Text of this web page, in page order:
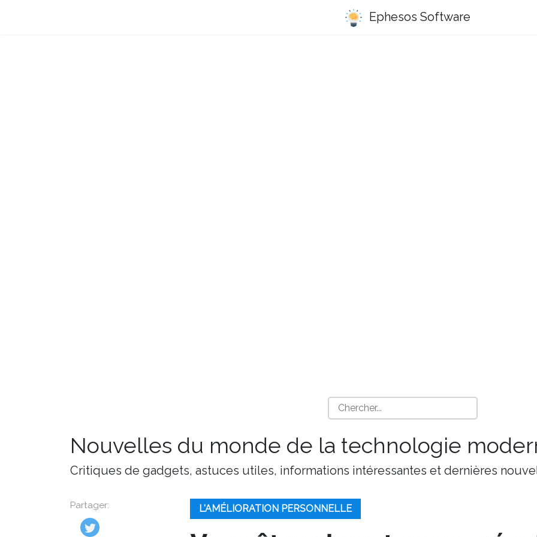
Ephesos Software
Nouvelles du monde de la technologie
Critiques de gadgets, astuces utiles, informations intéressantes et dernières
Partager: L'AMÉLIORATION PERSONNELLE